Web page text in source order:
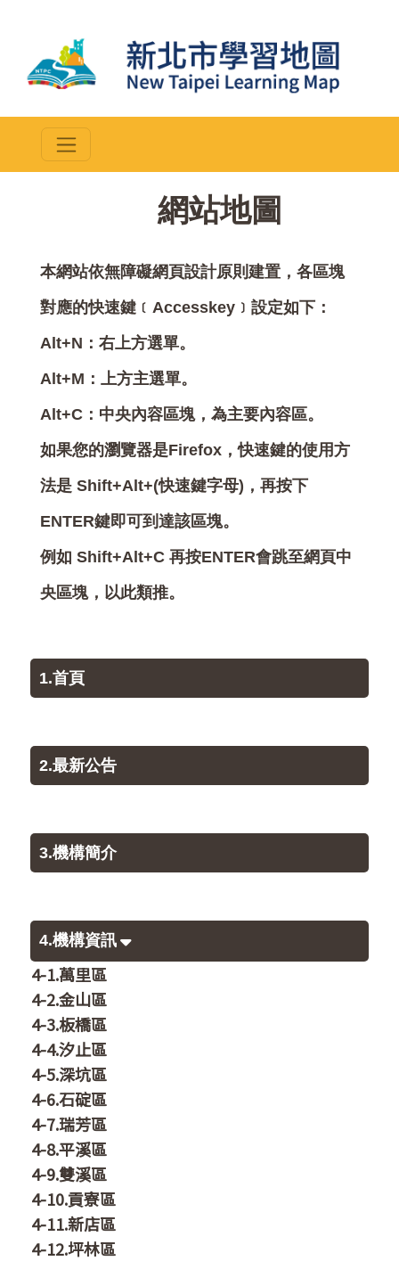
網站地圖
本網站依無障礙網頁設計原則建置，各區塊
對應的快速鍵﹝Accesskey﹞設定如下：
Alt+N：右上方選單。
Alt+M：上方主選單。
Alt+C：中央內容區塊，為主要內容區。
如果您的瀏覽器是Firefox，快速鍵的使用方
法是 Shift+Alt+(快速鍵字母)，再按下
ENTER鍵即可到達該區塊。
例如 Shift+Alt+C 再按ENTER會跳至網頁中
央區塊，以此類推。
1.首頁
2.最新公告
3.機構簡介
4.機構資訊
4-1.萬里區
4-2.金山區
4-3.板橋區
4-4.汐止區
4-5.深坑區
4-6.石碇區
4-7.瑞芳區
4-8.平溪區
4-9.雙溪區
4-10.貢寮區
4-11.新店區
4-12.坪林區